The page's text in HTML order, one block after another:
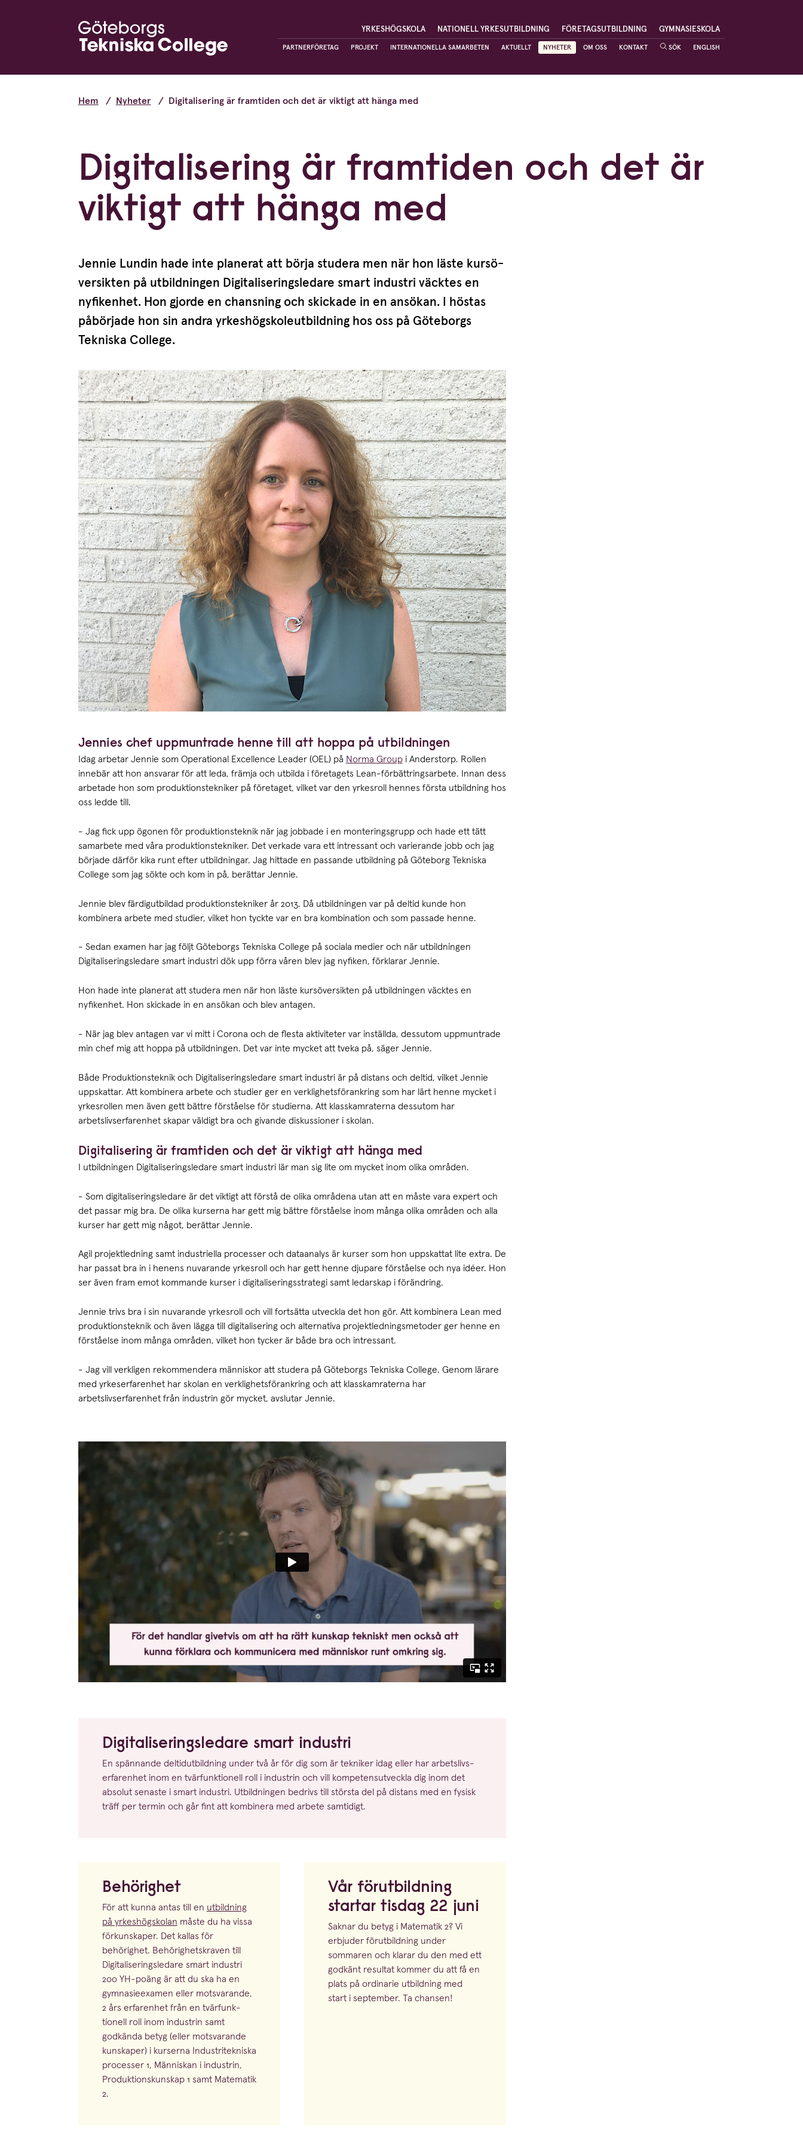
YRKESHÖGSKOLA NATIONELL YRKESUTBILDNING FÖRETAGSUTBILDNING GYMNASIESKOLA
PARTNERFÖRETAG PROJEKT INTERNATIONELLA SAMARBETEN AKTUELLT NYHETER OM OSS KONTAKT SÖK ENGLISH
Hem Nyheter Digitalisering är framtiden och det är viktigt att hänga med
Digitalisering är framtiden och det är
viktigt att hänga med
Jennie Lundin hade inte planerat att börja studera men när hon läste kursö­
ver­sikten på utbild­ningen Digita­li­se­rings­ledare smart industri väcktes en
nyfikenhet. Hon gjorde en chansning och skickade in en ansökan. I höstas
påbörjade hon sin andra yrkes­hög­sko­le­ut­bildning hos oss på Göteborgs
Tekniska College.
Jennies chef uppmuntrade henne till att hoppa på utbildningen
Idag arbetar Jennie som Operational Excellence Leader (OEL) på Norma Groupi Anderstorp. Rollen
innebär att hon ansvarar för att leda, främja och utbilda i företagets Lean-förbättringsarbete. Innan dess
arbetade hon som produktionstekniker på företaget, vilket var den yrkesroll hennes första utbildning hos
oss ledde till.
- Jag fick upp ögonen för produktionsteknik när jag jobbade i en monteringsgrupp och hade ett tätt
samarbete med våra produktionstekniker. Det verkade vara ett intressant och varierande jobb och jag
började därför kika runt efter utbildningar. Jag hittade en passande utbildning på Göteborg Tekniska
College som jag sökte och kom in på, berättar Jennie.
Jennie blev färdigutbildad produktionstekniker år 2013. Då utbildningen var på deltid kunde hon
kombinera arbete med studier, vilket hon tyckte var en bra kombination och som passade henne.
- Sedan examen har jag följt Göteborgs Tekniska College på sociala medier och när utbildningen
Digitaliseringsledare smart industri dök upp förra våren blev jag nyfiken, förklarar Jennie.
Hon hade inte planerat att studera men när hon läste kursöversikten på utbildningen väcktes en
nyfikenhet. Hon skickade in en ansökan och blev antagen.
- När jag blev antagen var vi mitt i Corona och de flesta aktiviteter var inställda, dessutom uppmuntrade
min chef mig att hoppa på utbildningen. Det var inte mycket att tveka på, säger Jennie.
Både Produktionsteknik och Digitaliseringsledare smart industri är på distans och deltid, vilket Jennie
uppskattar. Att kombinera arbete och studier ger en verklighetsförankring som har lärt henne mycket i
yrkesrollen men även gett bättre förståelse för studierna. Att klasskamraterna dessutom har
arbetslivserfarenhet skapar väldigt bra och givande diskussioner i skolan.
Digitalisering är framtiden och det är viktigt att hänga med
I utbildningen Digitaliseringsledare smart industri lär man sig lite om mycket inom olika områden.
- Som digitaliseringsledare är det viktigt att förstå de olika områdena utan att en måste vara expert och
det passar mig bra. De olika kurserna har gett mig bättre förståelse inom många olika områden och alla
kurser har gett mig något, berättar Jennie.
Agil projektledning samt industriella processer och dataanalys är kurser som hon uppskattat lite extra. De
har passat bra in i henens nuvarande yrkesroll och har gett henne djupare förståelse och nya idéer. Hon
ser även fram emot kommande kurser i digitaliseringsstrategi samt ledarskap i förändring.
Jennie trivs bra i sin nuvarande yrkesroll och vill fortsätta utveckla det hon gör. Att kombinera Lean med
produktionsteknik och även lägga till digitalisering och alternativa projektledningsmetoder ger henne en
förståelse inom många områden, vilket hon tycker är både bra och intressant.
- Jag vill verkligen rekommendera människor att studera på Göteborgs Tekniska College. Genom lärare
med yrkeserfarenhet har skolan en verklighetsförankring och att klasskamraterna har
arbetslivserfarenhet från industrin gör mycket, avslutar Jennie.
Digita­li­se­rings­ledare smart industri
En spännande deltid­ut­bildning under två år för dig som är tekniker idag eller har arbets­livs­
er­fa­renhet inom en tvärfunk­tionell roll i industrin och vill kompe­tens­ut­veckla dig inom det
absolut senaste i smart industri. Utbild­ningen bedrivs till största del på distans med en fysisk
träff per termin och går fint att kombinera med arbete samtidigt.
Behörighet
För att kunna antas till en utbildning
på yrkes­högskolan måste du ha vissa
förkun­skaper. Det kallas för
behörighet. Behörig­hets­kraven till
Digita­li­se­rings­ledare smart industri
200YH-poäng är att du ska ha en
gymna­si­e­examen eller motsvarande,
2 års erfarenhet från en tvärfunk­
tionell roll inom industrin samt
godkända betyg (eller motsvarande
kunskaper) i kurserna Industri­tek­niska
processer 1, Människan i industrin,
Produk­tions­kunskap 1 samt Matematik
2.
Vår förut­bildning
startar tisdag 22 juni
Saknar du betyg i Matematik 2? Vi
erbjuder förut­bildning under
sommaren och klarar du den med ett
godkänt resultat kommer du att få en
plats på ordinarie utbild­ning med
start i september. Ta chansen!